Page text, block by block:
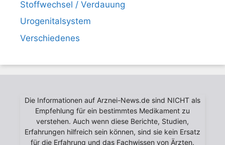
Stoffwechsel / Verdauung
Urogenitalsystem
Verschiedenes
Die Informationen auf Arznei-News.de sind NICHT als
Empfehlung für ein bestimmtes Medikament zu
verstehen. Auch wenn diese Berichte, Studien,
Erfahrungen hilfreich sein können, sind sie kein Ersatz
für die Erfahrung und das Fachwissen von Ärzten.